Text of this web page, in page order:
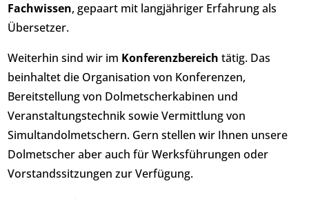
Fachwissen, gepaart mit langjähriger Erfahrung als
Übersetzer.
Weiterhin sind wir im Konferenzbereich tätig. Das
beinhaltet die Organisation von Konferenzen,
Bereitstellung von Dolmetscherkabinen und
Veranstaltungstechnik sowie Vermittlung von
Simultandolmetschern. Gern stellen wir Ihnen unsere
Dolmetscher aber auch für Werksführungen oder
Vorstandssitzungen zur Verfügung.